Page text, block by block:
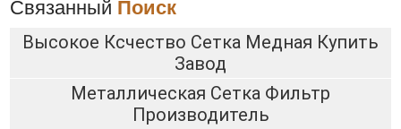
Связанный Поиск
Высокое Ксчество Сетка Медная Купить
Завод
Металлическая Сетка Фильтр
Производитель